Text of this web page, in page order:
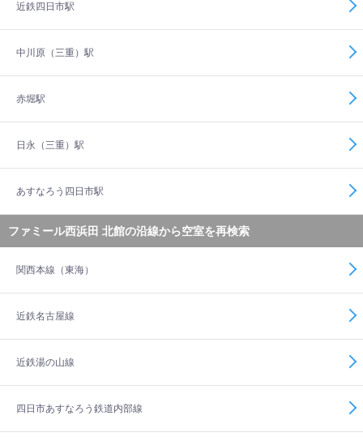
近鉄四日市駅
中川原（三重）駅
赤堀駅
日永（三重）駅
あすなろう四日市駅
ファミール西浜田 北館の沿線から空室を再検索
関西本線（東海）
近鉄名古屋線
近鉄湯の山線
四日市あすなろう鉄道内部線